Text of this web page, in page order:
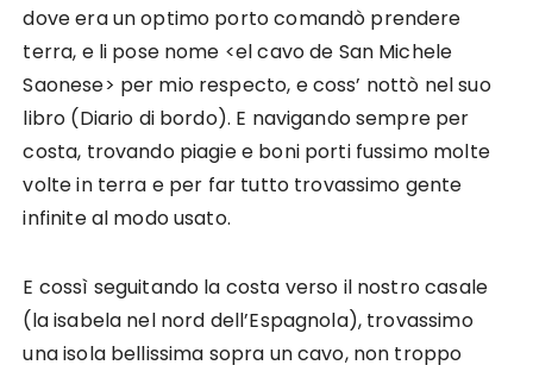
dove era un optimo porto comandò prendere
terra, e li pose nome <el cavo de San Michele
Saonese> per mio respecto, e coss’ nottò nel suo
libro (Diario di bordo). E navigando sempre per
costa, trovando piagie e boni porti fussimo molte
volte in terra e per far tutto trovassimo gente
infinite al modo usato.
E cossì seguitando la costa verso il nostro casale
(la isabela nel nord dell’Espagnola), trovassimo
una isola bellissima sopra un cavo, non troppo